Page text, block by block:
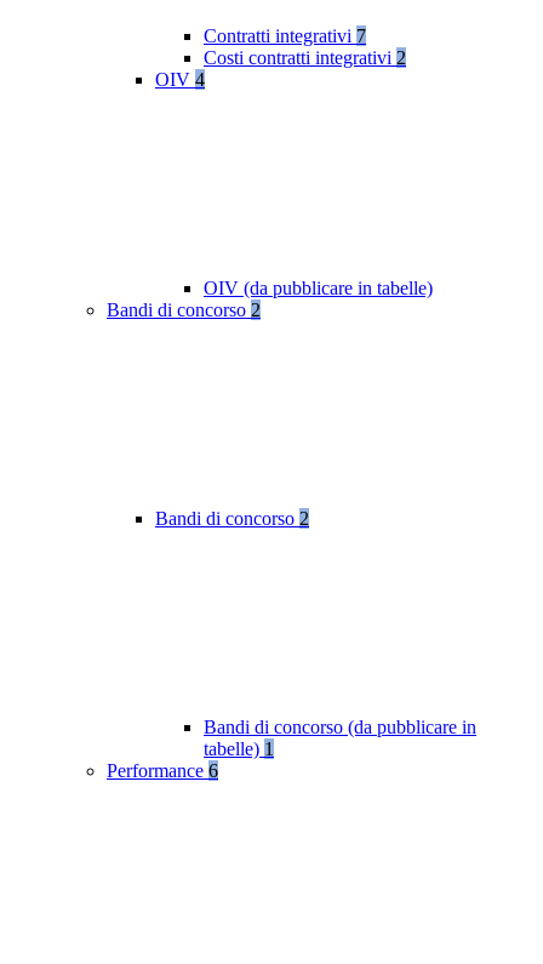
Contratti integrativi 7
Costi contratti integrativi 2
OIV 4
OIV (da pubblicare in tabelle)
Bandi di concorso 2
Bandi di concorso 2
Bandi di concorso (da pubblicare in
tabelle) 1
Performance 6